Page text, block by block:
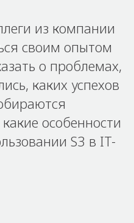
из компании
своим опытом
о проблемах,
каких успехов
особенности
S3 в IT-